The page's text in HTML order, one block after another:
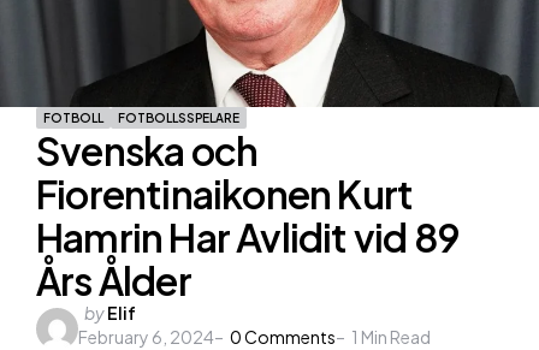
FOTBOLL FOTBOLLSSPELARE
Svenska och
Fiorentinaikonen Kurt
Hamrin Har Avlidit vid 89
Års Ålder
Posted
by
byElif
February 6, 2024
0Comments 1 Min Read